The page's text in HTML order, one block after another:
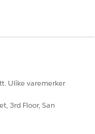
Ulike varemerker
3rd Floor, San